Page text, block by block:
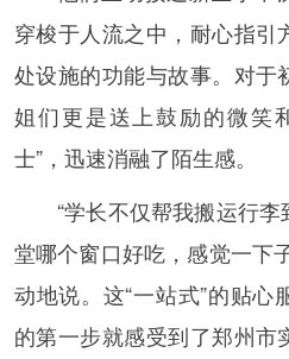
穿梭于人流之中，耐心指引
处设施的功能与故事。对于
姐们更是送上鼓励的微笑
士”，迅速消融了陌生感。
“学长不仅帮我搬运行
堂哪个窗口好吃，感觉一下
动地说。这“一站式”的贴心
的第一步就感受到了郑州市